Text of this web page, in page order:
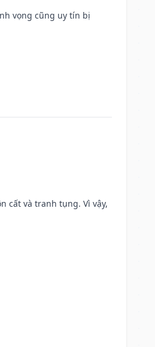
vọng cũng uy tín bị
cất và tranh tụng. Vì vậy,